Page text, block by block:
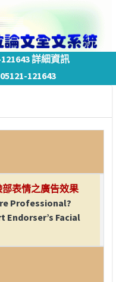
詳細資訊
121643
表情之廣告效果
Professional?
Endorser’s Facial